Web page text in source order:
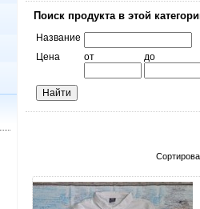
Поиск продукта в этой
Название
Цена
от до